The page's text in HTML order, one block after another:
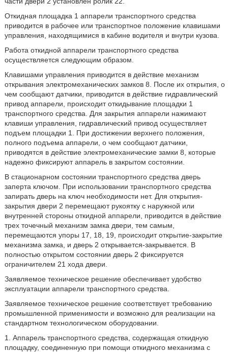
Откидная площадка 1 аппарели транспортного средства
приводится в рабочее или транспортное положение клавишами
управления, находящимися в кабине водителя и внутри кузова.
Работа откидной аппарели транспортного средства
осуществляется следующим образом.
Клавишами управления приводится в действие механизм
открывания электромеханических замков 8. После их открытия, о
чем сообщают датчики, приводится в действие гидравлический
привод аппарели, происходит откидывание площадки 1
транспортного средства. Для закрытия аппарели нажимают
клавиши управления, гидравлический привод осуществляет
подъем площадки 1. При достижении верхнего положения,
полного подъема аппарели, о чем сообщают датчики,
приводятся в действие электромеханические замки 8, которые
надежно фиксируют аппарель в закрытом состоянии.
В стационарном состоянии транспортного средства дверь
заперта ключом. При использовании транспортного средства
запирать дверь на ключ необходимости нет. Для открытия-
закрытия двери 2 перемещают рукоятку с наружной или
внутренней стороны откидной аппарели, приводится в действие
трех точечный механизм замка двери, тем самым,
перемещаются упоры 17, 18, 19, происходит открытие-закрытие
механизма замка, и дверь 2 открывается-закрывается. В
полностью открытом состоянии дверь 2 фиксируется
ограничителем 21 хода двери.
Заявляемое техническое решение обеспечивает удобство
эксплуатации аппарели транспортного средства.
Заявляемое техническое решение соответствует требованию
промышленной применимости и возможно для реализации на
стандартном технологическом оборудовании.
1. Аппарель транспортного средства, содержащая откидную
площадку, соединенную при помощи откидного механизма с